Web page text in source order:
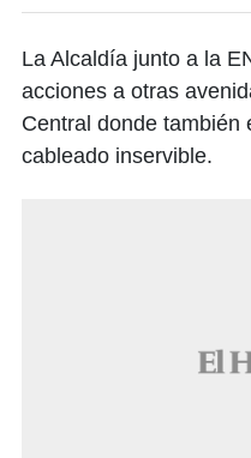
La Alcaldía junto a la
acciones a otras
Central donde también
cableado inservible.